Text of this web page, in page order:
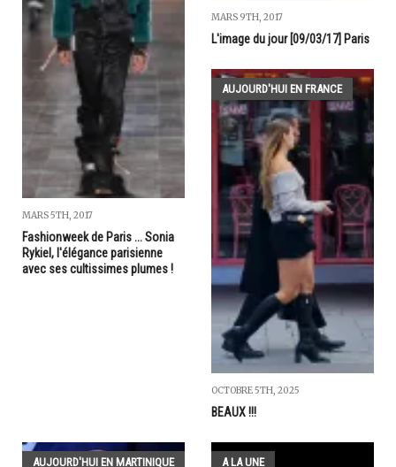
MARS 5TH, 2017
Fashionweek de Paris ... Sonia
Rykiel, l'élégance parisienne
avec ses cultissimes plumes !
MARS 9TH, 2017
L'image du jour [09/03/17] Paris
AUJOURD'HUI EN FRANCE
OCTOBRE 5TH, 2025
BEAUX !!!
AUJOURD'HUI EN MARTINIQUE A LA UNE